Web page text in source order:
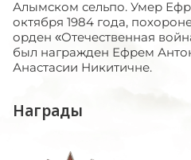
Алымском сельпо. Умер
октября 1984 года,
орден «Отечественная
был награжден Ефрем
Анастасии Никитичне.
Награды